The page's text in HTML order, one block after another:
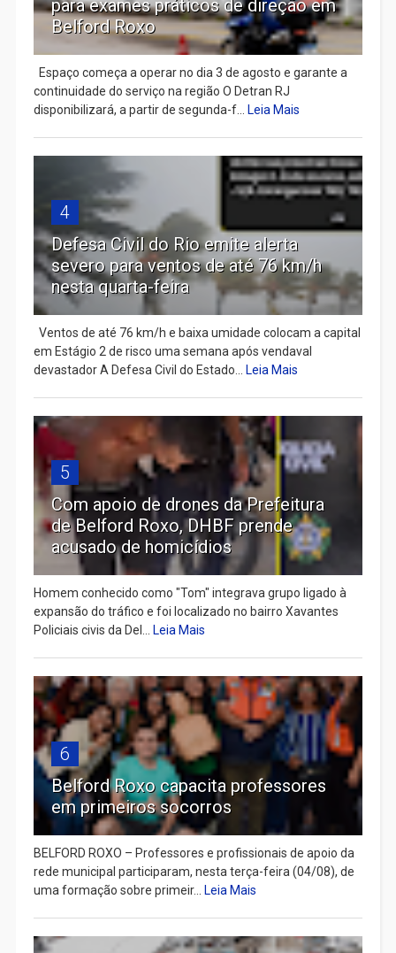
para exames práticos de direção em
Belford Roxo
Espaço começa a operar no dia 3 de agosto e garante a
continuidade do serviço na região O Detran RJ
disponibilizará, a partir de segunda-f... Leia Mais
4
Defesa Civil do Rio emite alerta
severo para ventos de até 76 km/h
nesta quarta-feira
Ventos de até 76 km/h e baixa umidade colocam a capital
em Estágio 2 de risco uma semana após vendaval
devastador A Defesa Civil do Estado... Leia Mais
5
Com apoio de drones da Prefeitura
de Belford Roxo, DHBF prende
acusado de homicídios
Homem conhecido como "Tom" integrava grupo ligado à
expansão do tráfico e foi localizado no bairro Xavantes
Policiais civis da Del... Leia Mais
6
Belford Roxo capacita professores
em primeiros socorros
BELFORD ROXO – Professores e profissionais de apoio da
rede municipal participaram, nesta terça-feira (04/08), de
uma formação sobre primeir... Leia Mais